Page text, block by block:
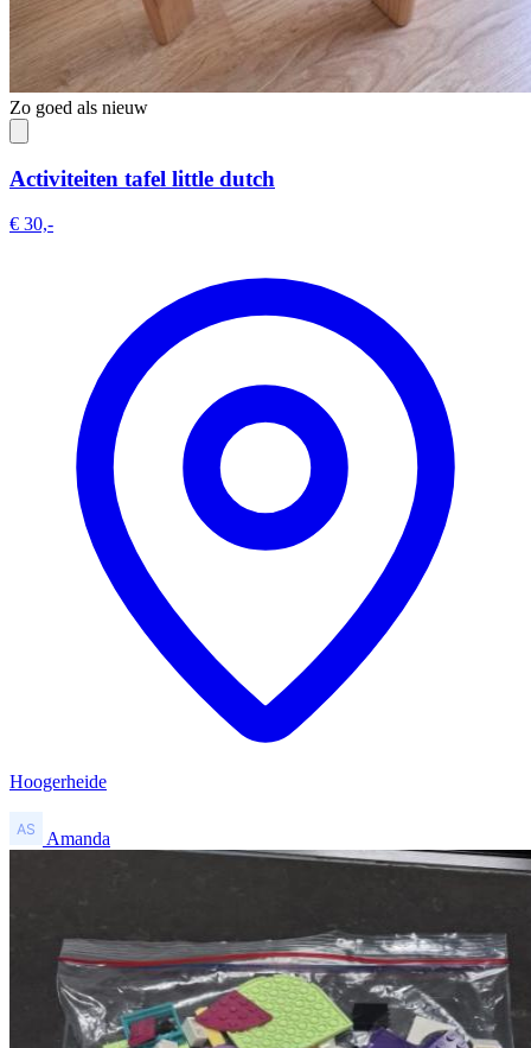
Zo goed als nieuw
Activiteiten tafel little dutch
€ 30,-
Hoogerheide
Amanda